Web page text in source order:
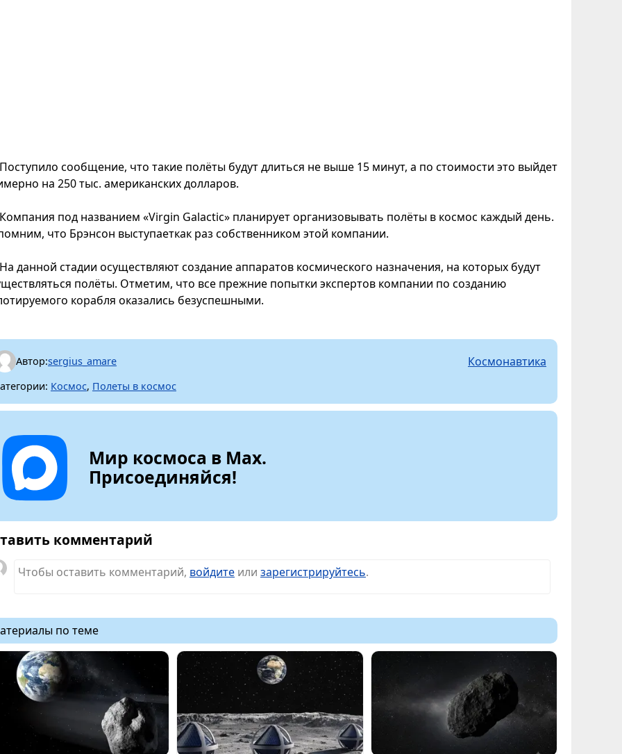
Поступило сообщение, что такие полёты будут длиться не выше 15 минут, а по стоимости это выйдет
на 250 тыс. американских долларов.
Компания под названием «Virgin Galactic» планирует организовывать полёты в космос каждый день.
что Брэнсон выступаеткак раз собственником этой компании.
На данной стадии осуществляют создание аппаратов космического назначения, на которых будут
полёты. Отметим, что все прежние попытки экспертов компании по созданию
корабля оказались безуспешными.
Автор:sergius_amare Космонавтика
Космос, Полеты в космос
Мир космоса в Max.
Присоединяйся!
комментарий
Чтобы оставить комментарий, войдите или зарегистрируйтесь.
по теме